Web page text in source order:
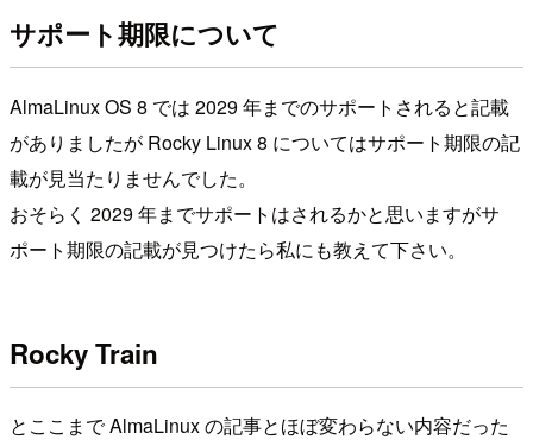
サポート期限について
AlmaLinux OS 8 では 2029 年までのサポートされると記載
がありましたが Rocky Linux 8 についてはサポート期限の記
載が見当たりませんでした。
おそらく 2029 年までサポートはされるかと思いますがサ
ポート期限の記載が見つけたら私にも教えて下さい。
Rocky Train
とここまで AlmaLinux の記事とほぼ変わらない内容だった